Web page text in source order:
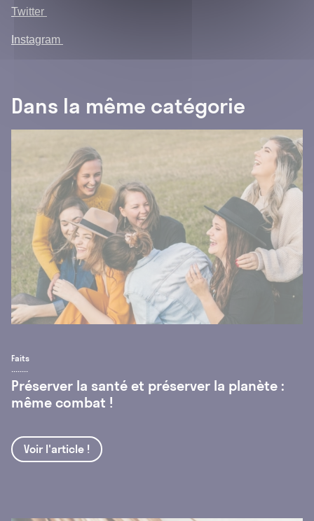
Twitter
Instagram
Dans la même catégorie
Faits
Préserver la santé et préserver la planète :
même combat !
Voir l'article !